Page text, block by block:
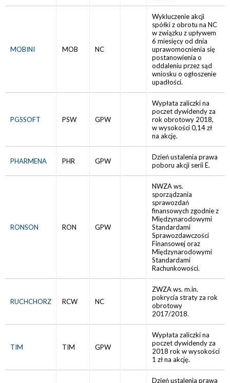
MOBINI MOB NC
Wykluczenie akcji
spółki z obrotu na NC
w związku z upływem
6 miesięcy od dnia
uprawomocnienia się
postanowienia o
oddaleniu przez sąd
wniosku o ogłoszenie
upadłości.
PGSSOFT PSW GPW
Wypłata zaliczki na
poczet dywidendy za
rok obrotowy 2018,
w wysokości 0,14 zł
na akcję.
PHARMENA PHR GPW
Dzień ustalenia prawa
poboru akcji serii E.
RONSON RON GPW
NWZA ws.
sporządzania
sprawozdań
finansowych zgodnie z
Międzynarodowymi
Standardami
Sprawozdawczości
Finansowej oraz
Międzynarodowymi
Standardami
Rachunkowości.
RUCHCHORZ RCW NC
ZWZA ws. m.in.
pokrycia straty za rok
obrotowy
2017/2018.
TIM TIM GPW
Wypłata zaliczki na
poczet dywidendy za
2018 rok w wysokości
1 zł na akcję.
Dzień ustalenia prawa